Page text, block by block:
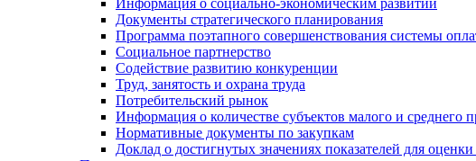
Информация о социально-экономическим развитии
Документы стратегического планирования
Программа поэтапного совершенствования системы
Социальное партнерство
Содействие развитию конкуренции
Труд, занятость и охрана труда
Потребительский рынок
Информация о количестве субъектов малого и среднего
Нормативные документы по закупкам
Доклад о достигнутых значениях показателей для